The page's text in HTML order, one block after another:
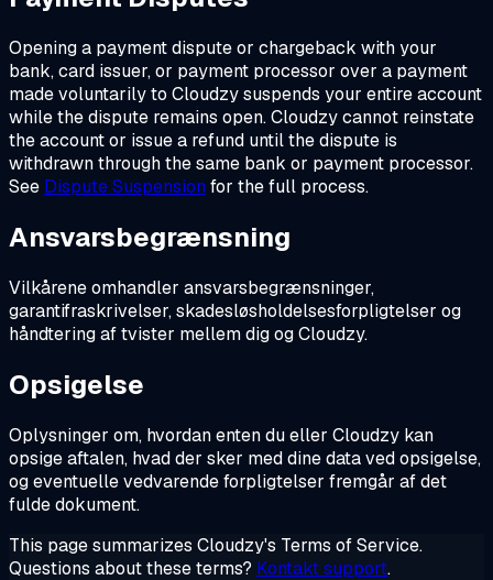
Opening a payment dispute or chargeback with your
bank, card issuer, or payment processor over a payment
made voluntarily to Cloudzy suspends your entire account
while the dispute remains open. Cloudzy cannot reinstate
the account or issue a refund until the dispute is
withdrawn through the same bank or payment processor.
See Dispute Suspension for the full process.
Ansvarsbegrænsning
Vilkårene omhandler ansvarsbegrænsninger,
garantifraskrivelser, skadesløsholdelsesforpligtelser og
håndtering af tvister mellem dig og Cloudzy.
Opsigelse
Oplysninger om, hvordan enten du eller Cloudzy kan
opsige aftalen, hvad der sker med dine data ved opsigelse,
og eventuelle vedvarende forpligtelser fremgår af det
fulde dokument.
This page summarizes Cloudzy's Terms of Service.
Questions about these terms? Kontakt support.